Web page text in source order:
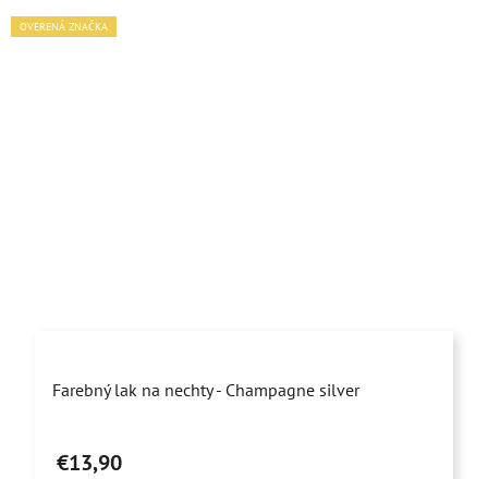
OVERENÁ ZNAČKA
Farebný lak na nechty - Champagne silver
€13,90